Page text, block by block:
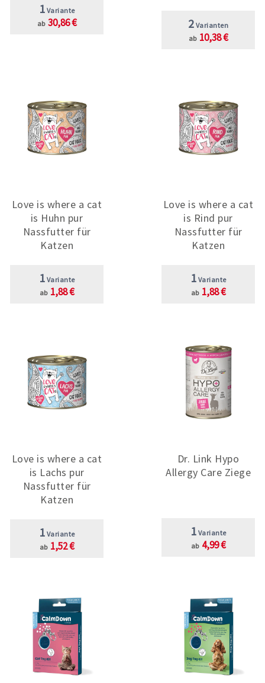
1 Variante
ab 30,86 € 2 Varianten
ab 10,38 €
Love is where a cat
is Huhn pur
Nassfutter für
Katzen
1 Variante
ab 1,88 €
Love is where a cat
is Rind pur
Nassfutter für
Katzen
1 Variante
ab 1,88 €
Love is where a cat
is Lachs pur
Nassfutter für
Katzen
1 Variante
ab 1,52 €
Dr. Link Hypo
Allergy Care Ziege
1 Variante
ab 4,99 €